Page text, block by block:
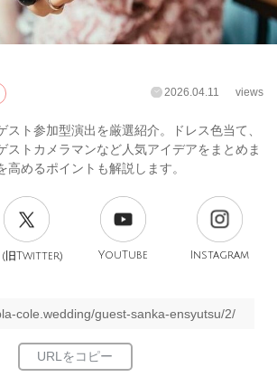
2026.04.11 views
スト参加型演出を厳選紹介。ドレス色当て、
ストカメラマンなど人気アイデアをまとめま
高めるポイントも解説します。
(旧Twitter) YouTube Instagram
cole.wedding/guest-sanka-ensyutsu/2/